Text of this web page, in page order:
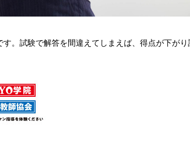
。試験で解答を間違えてしまえば、得点が下がり